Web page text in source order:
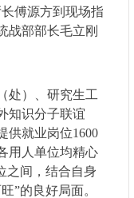
傅源方到现场指
战部部长毛立刚
处）、研究生工
知识分子联谊
供就业岗位1600
用人单位均精心
之间，结合自身
”的良好局面。